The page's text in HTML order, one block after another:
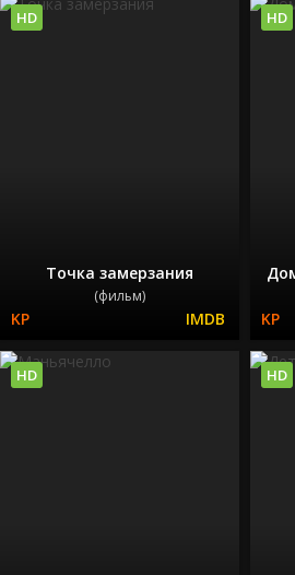
Точка замерзания
(фильм)
HD HD
HD HD